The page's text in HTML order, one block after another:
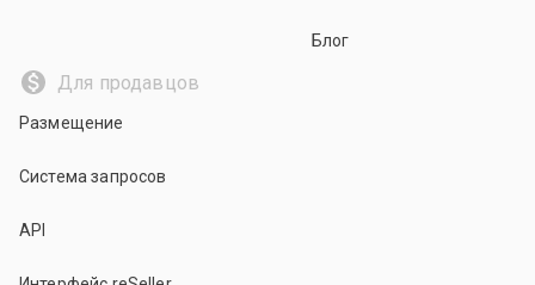
Блог
Для продавцов
Размещение
Система запросов
API